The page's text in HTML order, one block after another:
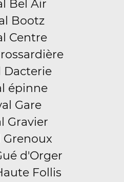
Bel Air
Bootz
Centre
Dacterie
épinne
Gare
Gravier
Grenoux
d'Orger
Follis